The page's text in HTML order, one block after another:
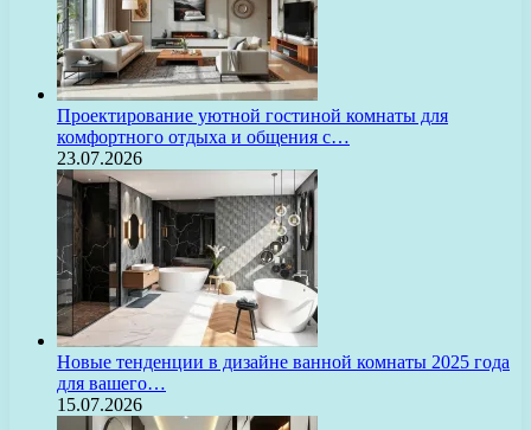
Проектирование уютной гостиной комнаты для
комфортного отдыха и общения с…
23.07.2026
Новые тенденции в дизайне ванной комнаты 2025 года
для вашего…
15.07.2026